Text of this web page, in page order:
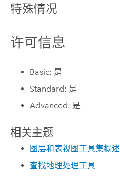
特殊情况
许可信息
Basic: 是
Standard: 是
Advanced: 是
相关主题
图层和表视图工具集概述
查找地理处理工具